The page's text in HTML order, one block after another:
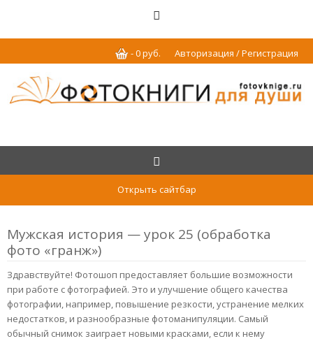
Авторизация / Регистрация
-0руб.
Открыть сайтбар
Мужская история — урок 25 (обработка
фото «гранж»)
Здравствуйте! Фотошоп предоставляет большие возможности
при работе с фотографией. Это и улучшение общего качества
фотографии, например, повышение резкости, устранение мелких
недостатков, и разнообразные фотоманипуляции. Самый
обычный снимок заиграет новыми красками, если к нему